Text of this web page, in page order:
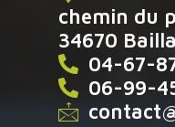
chemin du
34670
04-67-
06-99-